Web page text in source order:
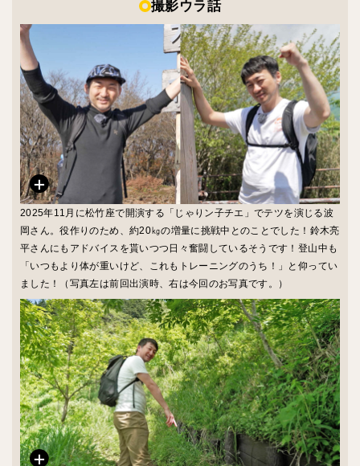
撮影ウラ話
2025年11月に松竹座で開演する「じゃりン子チエ」でテツを演じる波
岡さん。役作りのため、約20㎏の増量に挑戦中とのことでした！鈴木亮
平さんにもアドバイスを貰いつつ日々奮闘しているそうです！登山中も
「いつもより体が重いけど、これもトレーニングのうち！」と仰ってい
ました！（写真左は前回出演時、右は今回のお写真です。）